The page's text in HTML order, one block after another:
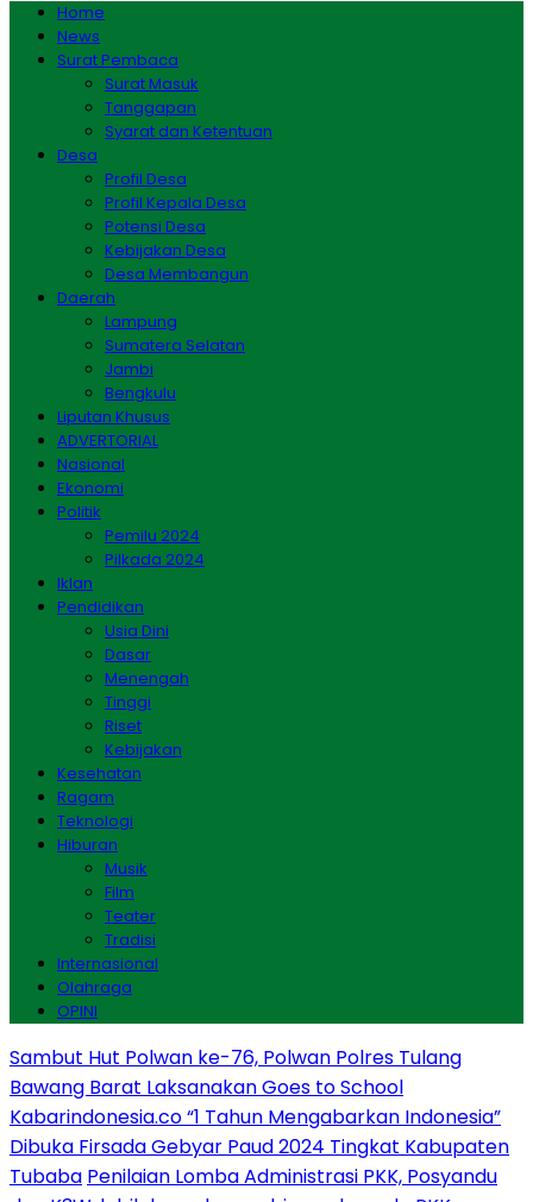
Home
News
Surat Pembaca
Surat Masuk
Tanggapan
Syarat dan Ketentuan
Desa
Profil Desa
Profil Kepala Desa
Potensi Desa
Kebijakan Desa
Desa Membangun
Daerah
Lampung
Sumatera Selatan
Jambi
Bengkulu
Liputan Khusus
ADVERTORIAL
Nasional
Ekonomi
Politik
Pemilu 2024
Pilkada 2024
Iklan
Pendidikan
Usia Dini
Dasar
Menengah
Tinggi
Riset
Kebijakan
Kesehatan
Ragam
Teknologi
Hiburan
Musik
Film
Teater
Tradisi
Internasional
Olahraga
OPINI
Sambut Hut Polwan ke-76, Polwan Polres Tulang
Bawang Barat Laksanakan Goes to School
Kabarindonesia.co “1 Tahun Mengabarkan Indonesia”
Dibuka Firsada Gebyar Paud 2024 Tingkat Kabupaten
Tubaba Penilaian Lomba Administrasi PKK, Posyandu